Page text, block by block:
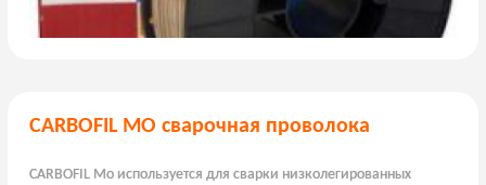
CARBOFIL МО сварочная проволока
CARBOFIL Mo используется для сварки низколегированных